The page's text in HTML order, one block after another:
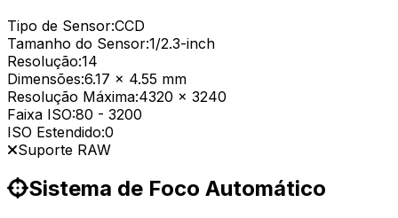
Tipo de Sensor:CCD
Tamanho do Sensor:1/2.3-inch
Resolução:14
Dimensões:6.17 x 4.55 mm
Resolução Máxima:4320 x 3240
Faixa ISO:80 - 3200
ISO Estendido:0
Suporte RAW
Sistema de Foco Automático